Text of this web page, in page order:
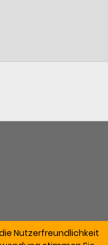
Nutzerfreundlichkeit